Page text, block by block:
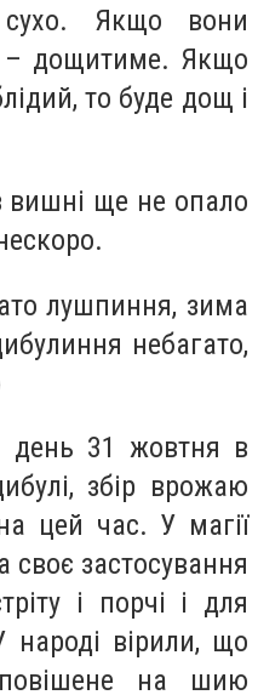
Якщо вони
– дощитиме. Якщо
то буде дощ і
вишні ще не опало
лушпиння, зима
небагато,
день 31 жовтня в
збір врожаю
цей час. У магії
застосування
і порчі і для
народі вірили, що
на шию